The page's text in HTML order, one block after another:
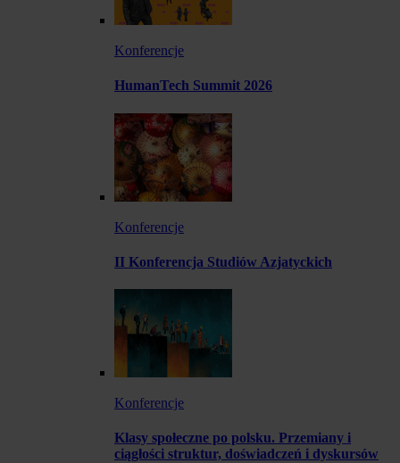
Konferencje
HumanTech Summit 2026
Konferencje
II Konferencja Studiów Azjatyckich
Konferencje
Klasy społeczne po polsku. Przemiany i
ciągłości struktur, doświadczeń i dyskursów